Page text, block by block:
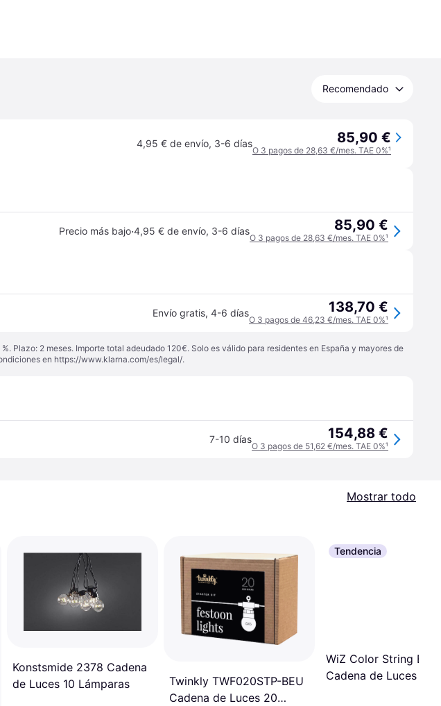
Recomendado
4,95 € de envío, 3-6 días 85,90 €
O 3 pagos de 28,63 €/mes. TAE 0%¹
Precio más bajo·4,95 € de envío, 3-6 días 85,90 €
O 3 pagos de 28,63 €/mes. TAE 0%¹
Envío gratis, 4-6 días 138,70 €
O 3 pagos de 46,23 €/mes. TAE 0%¹
Plazo: 2 meses. Importe total adeudado 120€. Solo es válido para residentes en España y mayores de
en https://www.klarna.com/es/legal/.
7-10 días 154,88 €
O 3 pagos de 51,62 €/mes. TAE 0%¹
Mostrar todo
Konstsmide 2378 Cadena
de Luces 10 Lámparas
Twinkly TWF020STP-BEU
Cadena de Luces 20
Tendencia
WiZ Color String EU
Cadena de Luces 12